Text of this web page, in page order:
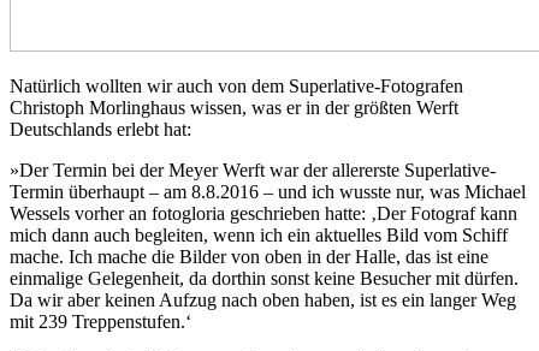
Natürlich wollten wir auch von dem Superlative-Fotografen
Christoph Morlinghaus wissen, was er in der größten Werft
Deutschlands erlebt hat:
»Der Termin bei der Meyer Werft war der allererste Superlative-
Termin überhaupt – am 8.8.2016 – und ich wusste nur, was Michael
Wessels vorher an fotogloria geschrieben hatte: ‚Der Fotograf kann
mich dann auch begleiten, wenn ich ein aktuelles Bild vom Schiff
mache. Ich mache die Bilder von oben in der Halle, das ist eine
einmalige Gelegenheit, da dorthin sonst keine Besucher mit dürfen.
Da wir aber keinen Aufzug nach oben haben, ist es ein langer Weg
mit 239 Treppenstufen.‘